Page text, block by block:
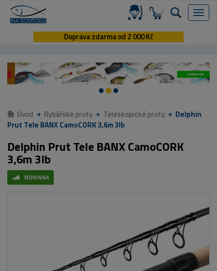
Menu
Doprava zdarma od 2 000 Kč
Úvod Rybářské pruty Teleskopické pruty
Delphin
Prut Tele BANX CamoCORK 3,6m 3lb
Delphin Prut Tele BANX CamoCORK
3,6m 3lb
NOVINKA